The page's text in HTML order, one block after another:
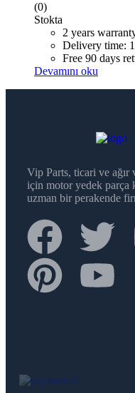
(0)
Stokta
2 years
Delivery time:
Free 90 days
Devamını oku
Vip Parts, ticari ve ağır
için motor yedek parça
uzman bir perakende